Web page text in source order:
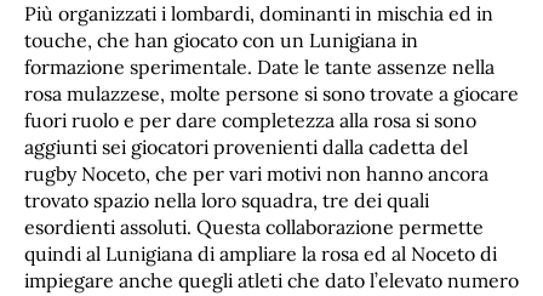
Più organizzati i lombardi, dominanti in mischia ed in
touche, che han giocato con un Lunigiana in
formazione sperimentale. Date le tante assenze nella
rosa mulazzese, molte persone si sono trovate a giocare
fuori ruolo e per dare completezza alla rosa si sono
aggiunti sei giocatori provenienti dalla cadetta del
rugby Noceto, che per vari motivi non hanno ancora
trovato spazio nella loro squadra, tre dei quali
esordienti assoluti. Questa collaborazione permette
quindi al Lunigiana di ampliare la rosa ed al Noceto di
impiegare anche quegli atleti che dato l’elevato numero